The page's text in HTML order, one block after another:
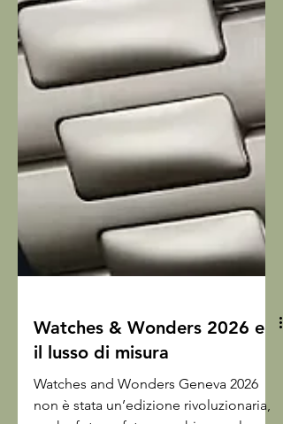
Watches & Wonders 2026 e
il lusso di misura
Watches and Wonders Geneva 2026